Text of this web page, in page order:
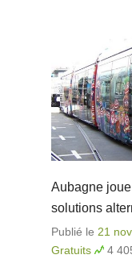
Aubagne
solutions
Publié le 21
Gratuits
4